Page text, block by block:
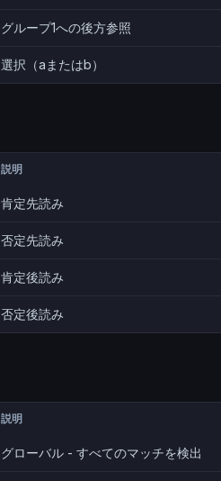
グループ1への後方参照
選択（aまたはb）
説明
肯定先読み
否定先読み
肯定後読み
否定後読み
説明
グローバル - すべてのマッチを検出